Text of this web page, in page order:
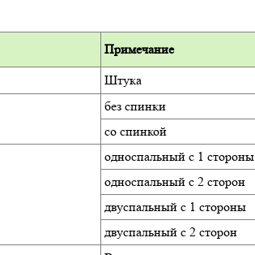
Примечание
Штука
без спинки
со спинкой
односпальный с 1 стороны
односпальный с 2 сторон
двуспальный с 1 стороны
двуспальный с 2 сторон